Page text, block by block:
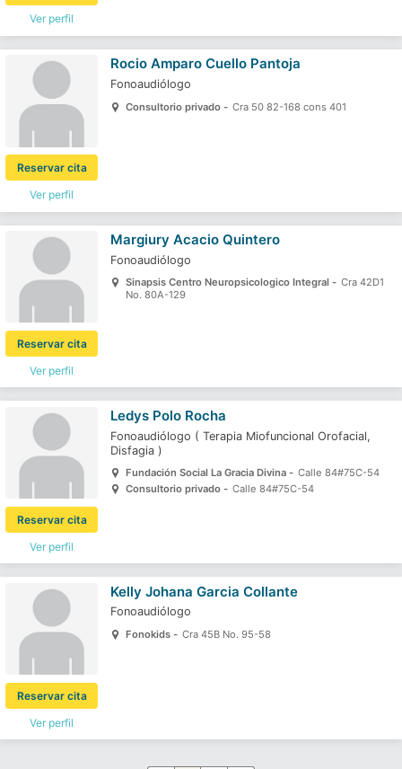
Ver perfil
Ver perfil
Reservar cita
Rocio Amparo Cuello Pantoja
Fonoaudiólogo
Consultorio privado - Cra 50 82-168 cons 401
Ver perfil
Reservar cita
Margiury Acacio Quintero
Fonoaudiólogo
Sinapsis Centro Neuropsicologico Integral - Cra 42D1
No. 80A-129
Ver perfil
Reservar cita
Ledys Polo Rocha
Fonoaudiólogo ( Terapia Miofuncional Orofacial,
Disfagia )
Fundación Social La Gracia Divina - Calle 84#75C-54
Consultorio privado - Calle 84#75C-54
Ver perfil
Reservar cita
Kelly Johana Garcia Collante
Fonoaudiólogo
Fonokids - Cra 45B No. 95-58